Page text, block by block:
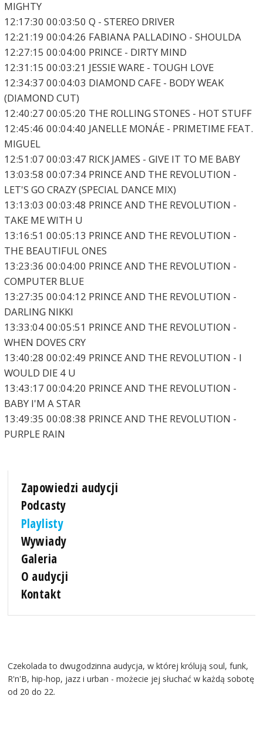
MIGHTY
12:17:30 00:03:50 Q - STEREO DRIVER
12:21:19 00:04:26 FABIANA PALLADINO - SHOULDA
12:27:15 00:04:00 PRINCE - DIRTY MIND
12:31:15 00:03:21 JESSIE WARE - TOUGH LOVE
12:34:37 00:04:03 DIAMOND CAFE - BODY WEAK
(DIAMOND CUT)
12:40:27 00:05:20 THE ROLLING STONES - HOT STUFF
12:45:46 00:04:40 JANELLE MONÁE - PRIMETIME FEAT.
MIGUEL
12:51:07 00:03:47 RICK JAMES - GIVE IT TO ME BABY
13:03:58 00:07:34 PRINCE AND THE REVOLUTION -
LET'S GO CRAZY (SPECIAL DANCE MIX)
13:13:03 00:03:48 PRINCE AND THE REVOLUTION -
TAKE ME WITH U
13:16:51 00:05:13 PRINCE AND THE REVOLUTION -
THE BEAUTIFUL ONES
13:23:36 00:04:00 PRINCE AND THE REVOLUTION -
COMPUTER BLUE
13:27:35 00:04:12 PRINCE AND THE REVOLUTION -
DARLING NIKKI
13:33:04 00:05:51 PRINCE AND THE REVOLUTION -
WHEN DOVES CRY
13:40:28 00:02:49 PRINCE AND THE REVOLUTION - I
WOULD DIE 4 U
13:43:17 00:04:20 PRINCE AND THE REVOLUTION -
BABY I'M A STAR
13:49:35 00:08:38 PRINCE AND THE REVOLUTION -
PURPLE RAIN
Zapowiedzi audycji
Podcasty
Playlisty
Wywiady
Galeria
O audycji
Kontakt
Czekolada to dwugodzinna audycja, w której królują soul, funk,
R'n'B, hip-hop, jazz i urban - możecie jej słuchać w każdą sobotę
od 20 do 22.